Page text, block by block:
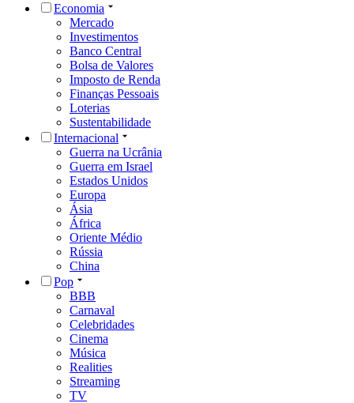
Economia
Mercado
Investimentos
Banco Central
Bolsa de Valores
Imposto de Renda
Finanças Pessoais
Loterias
Sustentabilidade
Internacional
Guerra na Ucrânia
Guerra em Israel
Estados Unidos
Europa
Ásia
África
Oriente Médio
Rússia
China
Pop
BBB
Carnaval
Celebridades
Cinema
Música
Realities
Streaming
TV